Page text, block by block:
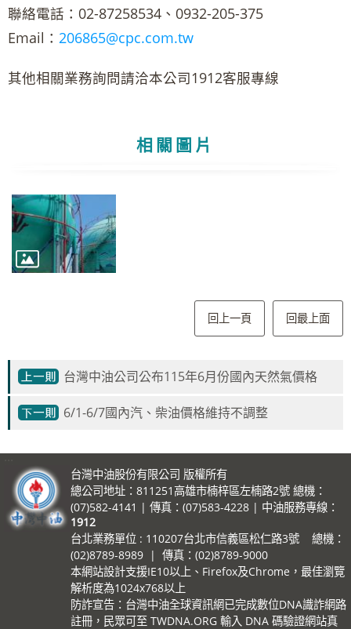
聯絡電話：02-87258534、0932-205-375
Email： 206865@cpc.com.tw
其他相關業務詢問請洽本公司1912客服專線
相關圖片
回上一頁 回最上面
台灣中油公司公布115年6月份國內天然氣價格
6/1-6/7國內汽、柴油價格維持不調整
台灣中油股份有限公司 版權所有
總公司地址：811251高雄市楠梓區左楠路2號 總機：
(07)582-4141 | 傳真：(07)583-4228 | 中油服務專線：
1912
台北業務單位 : 110207台北市信義區松仁路3號 總機：
(02)8789-8989 | 傳真：(02)8789-9000
本網站設計支援IE10以上、Firefox及Chrome，最佳瀏覽
解析度為1024x768以上
防詐宣告：台灣中油全球資訊網已完成數位DNA識詐網路
註冊，民眾可至 TWDNA.ORG 輸入 DNA 碼驗證網站真